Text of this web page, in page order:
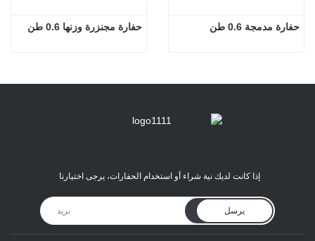
حفارة مجنزرة وزنها 0.6 طن حفارة مدمجة 0.6 طن
إذا كانت لديك نية شراء أو استخدام الحفارات، يرجى اختيارنا
يرسل